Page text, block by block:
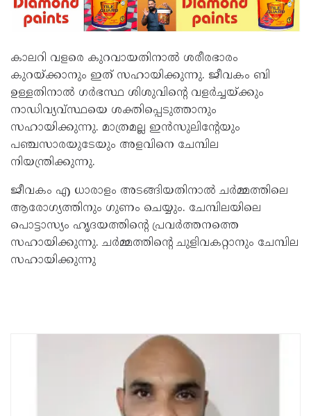
കാലറി വളരെ കുറവായതിനാല്‍ ശരീരഭാരം
കുറയ്ക്കാനും ഇത് സഹായിക്കുന്നു. ജീവകം ബി
ഉള്ളതിനാൽ ഗ‍ർഭസ്ഥ ശിശുവിൻ്റെ വള‍ർച്ചയ്ക്കും
നാഡിവ്യവ്സ്ഥയെ ശക്തിപ്പെടുത്താനും
സഹായിക്കുന്നു. മാത്രമല്ല ഇൻസുലിൻ്റേയും
പഞ്ചസാരയുടേയും അളവിനെ ചേമ്പില
നിയന്ത്രിക്കുന്നു.
ജീവകം എ ധാരാളം അടങ്ങിയതിനാല്‍ ചര്‍മ്മത്തിലെ
ആരോഗ്യത്തിനും ഗുണം ചെയ്യും. ചേമ്പിലയിലെ
പൊട്ടാസ്യം ഹൃദയത്തിൻ്റെ പ്രവ‍ർത്തനത്തെ
സഹായിക്കുന്നു. ച‍ർമ്മത്തിൻ്റെ ചുളിവകറ്റാനും ചേമ്പില
സഹായിക്കുന്നു